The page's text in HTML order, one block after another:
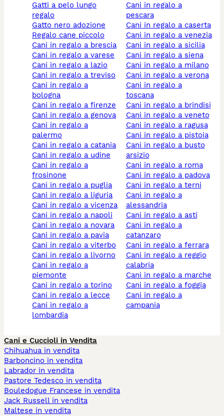
gatti a pelo lungo
regalo
gatto nero adozione
regalo cane piccolo
cani in regalo a brescia
cani in regalo a varese
cani in regalo a lazio
cani in regalo a treviso
cani in regalo a
bologna
cani in regalo a firenze
cani in regalo a genova
cani in regalo a
palermo
cani in regalo a catania
cani in regalo a udine
cani in regalo a
frosinone
cani in regalo a puglia
cani in regalo a liguria
cani in regalo a vicenza
cani in regalo a napoli
cani in regalo a novara
cani in regalo a pavia
cani in regalo a viterbo
cani in regalo a livorno
cani in regalo a
piemonte
cani in regalo a torino
cani in regalo a lecce
cani in regalo a
lombardia
cani in regalo a
pescara
cani in regalo a caserta
cani in regalo a venezia
cani in regalo a sicilia
cani in regalo a siena
cani in regalo a milano
cani in regalo a verona
cani in regalo a
toscana
cani in regalo a brindisi
cani in regalo a veneto
cani in regalo a ragusa
cani in regalo a pistoia
cani in regalo a busto
arsizio
cani in regalo a roma
cani in regalo a padova
cani in regalo a terni
cani in regalo a
alessandria
cani in regalo a asti
cani in regalo a
catanzaro
cani in regalo a ferrara
cani in regalo a reggio
calabria
cani in regalo a marche
cani in regalo a foggia
cani in regalo a
campania
Cani e Cuccioli in Vendita
Chihuahua in vendita
Barboncino in vendita
Labrador in vendita
Pastore Tedesco in vendita
Bouledogue Francese in vendita
Jack Russell in vendita
Maltese in vendita